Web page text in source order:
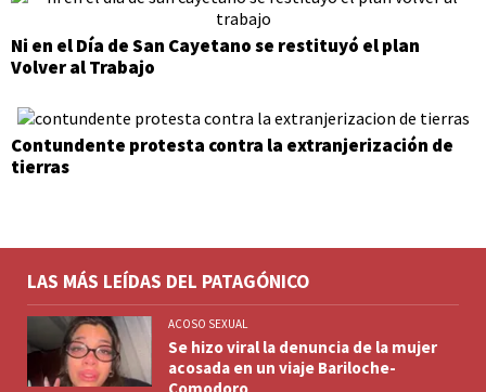
Ni en el Día de San Cayetano se restituyó el plan
Volver al Trabajo
Contundente protesta contra la extranjerización de
tierras
LAS MÁS LEÍDAS DEL PATAGÓNICO
ACOSO SEXUAL
Se hizo viral la denuncia de la mujer
acosada en un viaje Bariloche-